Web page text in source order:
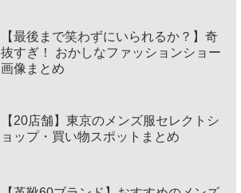
【最後まで笑わずにいられるか？】奇
抜すぎ！ おかしなファッションショー
画像まとめ
【20店舗】東京のメンズ服セレクトシ
ョップ・買い物スポットまとめ